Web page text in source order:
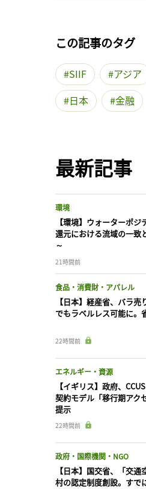
この記事のタグ
SIIF アジア
日本
金融
最新記事
環境
【環境】ウォーターポ
還元における流域の一致
～
21時間前
食品・消費財・アパレル
【日本】経産省、バラ
でもラベルレス可能に。
22時間前
エネルギー・資源
【イギリス】政府、
契約モデル「移行期アク
提示
22時間前
政府・国際機関・NGO
【日本】国交省、「交
村の認定制度創設。すで